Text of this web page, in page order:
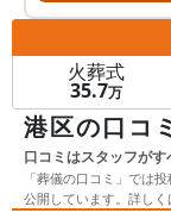
火葬式
35.7万
港区の口コ
口コミはスタッフが
「葬儀の口コミ」では
公開しています。詳しく